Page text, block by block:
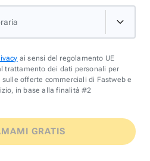
ai sensi del regolamento UE
trattamento dei dati personali per
offerte commerciali di Fastweb e
in base alla finalità #2
GRATIS